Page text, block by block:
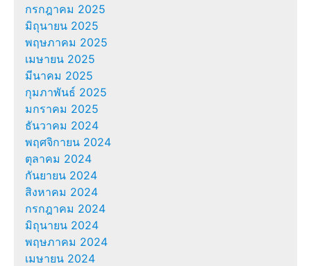
กรกฎาคม 2025
มิถุนายน 2025
พฤษภาคม 2025
เมษายน 2025
มีนาคม 2025
กุมภาพันธ์ 2025
มกราคม 2025
ธันวาคม 2024
พฤศจิกายน 2024
ตุลาคม 2024
กันยายน 2024
สิงหาคม 2024
กรกฎาคม 2024
มิถุนายน 2024
พฤษภาคม 2024
เมษายน 2024